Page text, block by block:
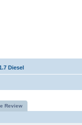
Diesel
Review